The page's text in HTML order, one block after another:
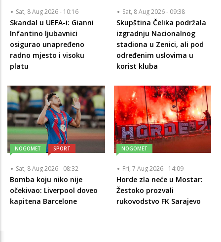
Sat, 8 Aug 2026 - 10:16
Skandal u UEFA-i: Gianni
Infantino ljubavnici
osigurao unapređeno
radno mjesto i visoku
platu
Sat, 8 Aug 2026 - 09:38
Skupština Čelika podržala
izgradnju Nacionalnog
stadiona u Zenici, ali pod
određenim uslovima u
korist kluba
NOGOMET SPORT
Sat, 8 Aug 2026 - 08:32
Bomba koju niko nije
očekivao: Liverpool doveo
kapitena Barcelone
NOGOMET
Fri, 7 Aug 2026 - 14:09
Horde zla neće u Mostar:
Žestoko prozvali
rukovodstvo FK Sarajevo